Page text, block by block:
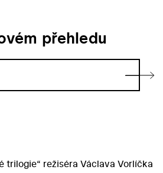
přehledu
trilogie“ režiséra Václava Vorlíčka